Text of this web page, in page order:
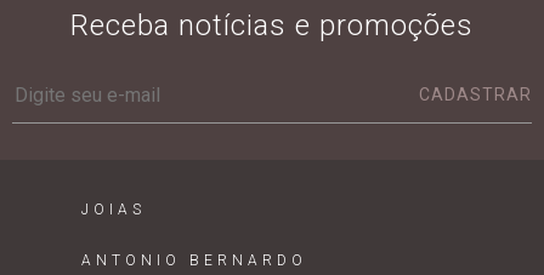
Receba notícias e promoções
CADASTRAR
JOIAS
ANTONIO BERNARDO